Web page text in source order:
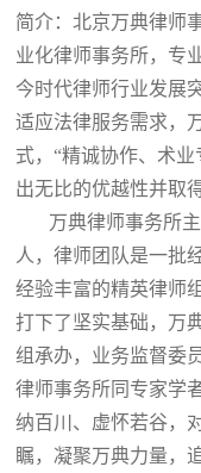
简介：北京万典律师
业化律师事务所，专
今时代律师行业发展
适应法律服务需求，
式，“精诚协作、术
出无比的优越性并取
万典律师事务所主
人，律师团队是一批
经验丰富的精英律师
打下了坚实基础，万
组承办，业务监督委
律师事务所同专家学
纳百川、虚怀若谷，
瞩，凝聚万典力量，